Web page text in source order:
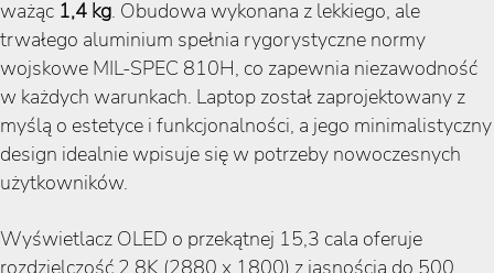
ważąc 1,4 kg. Obudowa wykonana z lekkiego, ale
trwałego aluminium spełnia rygorystyczne normy
wojskowe MIL-SPEC 810H, co zapewnia niezawodność
w każdych warunkach. Laptop został zaprojektowany z
myślą o estetyce i funkcjonalności, a jego minimalistyczny
design idealnie wpisuje się w potrzeby nowoczesnych
użytkowników.
Wyświetlacz OLED o przekątnej 15,3 cala oferuje